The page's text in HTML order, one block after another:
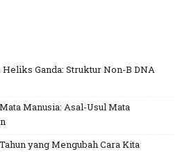
Ganda: Struktur Non-B DNA
Manusia: Asal-Usul Mata
yang Mengubah Cara Kita